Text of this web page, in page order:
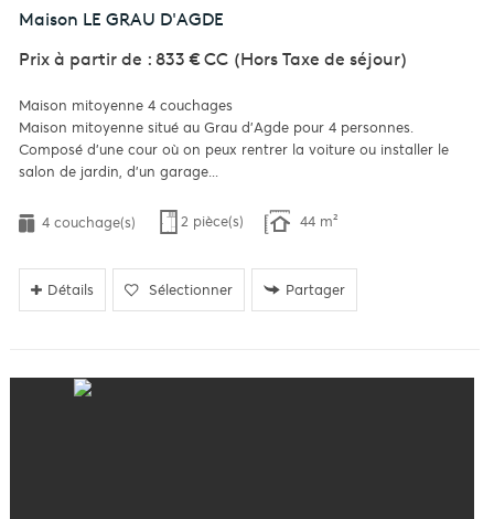
Maison LE GRAU D'AGDE
Prix à partir de : 833 €CC (Hors Taxe de séjour)
Maison mitoyenne 4 couchages
Maison mitoyenne situé au Grau d'Agde pour 4 personnes.
Composé d'une cour où on peux rentrer la voiture ou installer le
salon de jardin, d'un garage...
4 couchage(s) 2 pièce(s) 44 m²
Détails Sélectionner Partager